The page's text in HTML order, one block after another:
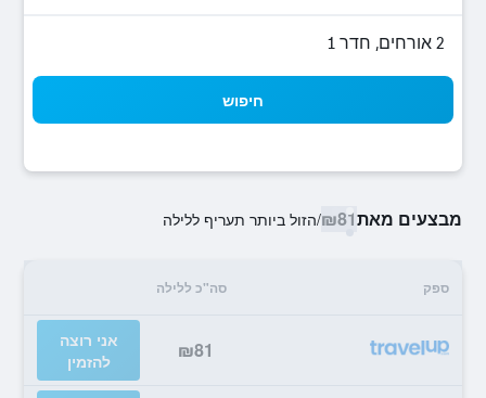
2 אורחים, חדר 1
חיפוש
מבצעים מאת₪81
/הזול ביותר תעריף ללילה
ספק סה"כ ללילה
₪81
אני רוצה
להזמין